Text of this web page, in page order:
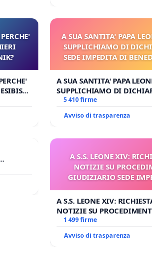
A SUA SANTITA' PAPA
SUPPLICHIAMO DI
SEDE IMPEDITA DI
PROCESSO
A SUA SANTITA' PAPA
SUPPLICHIAMO DI
SEDE IMPEDITA DI
PROCESSO
5 410 firme
Avviso di trasparenza
A S.S. LEONE XIV:
NOTIZIE SU
GIUDIZIARIO SEDE
A S.S. LEONE XIV:
NOTIZIE SU
GIUDIZIARIO SEDE
1 499 firme
Avviso di trasparenza